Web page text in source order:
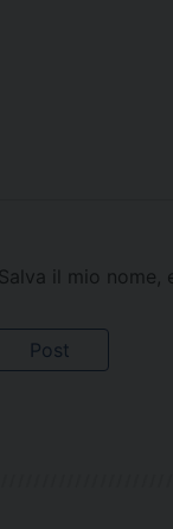
Salva il mio nome,